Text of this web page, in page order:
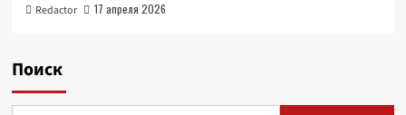
Redactor 17 апреля 2026
Поиск